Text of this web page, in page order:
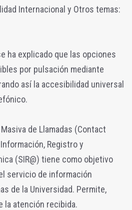
Internacional y Otros temas:
ha explicado que las opciones
por pulsación mediante
así la accesibilidad universal
de Llamadas (Contact
Registro y
(SIR@) tiene como objetivo
servicio de información
de la Universidad. Permite,
la atención recibida.